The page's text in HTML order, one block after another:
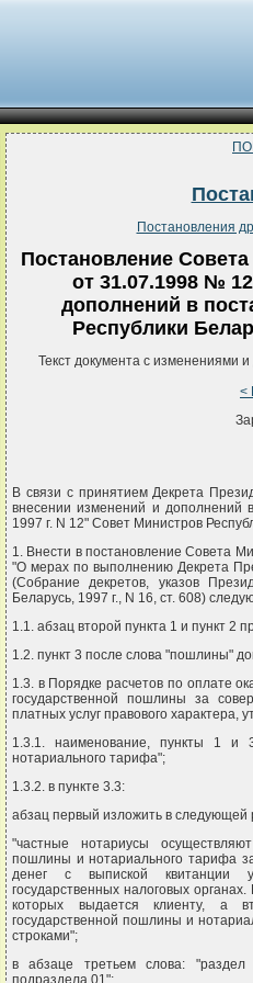
Постановления
Постановление
от 31.07.1998 №
дополнений в
Республики
Текст документа с изменениями
<
В связи с принятием Декрета
внесении изменений и дополнений
1997 г. N 12" Совет Министров
1. Внести в постановление Совета
"О мерах по выполнению Декрета
(Собрание декретов, указов
Беларусь, 1997 г., N 16, ст. 608)
1.1. абзац второй пункта 1 и пункт 2
1.2. пункт 3 после слова "пошлины"
1.3. в Порядке расчетов по оплате
государственной пошлины за
платных услуг правового характера,
1.3.1. наименование, пункты 1 и
нотариального тарифа";
1.3.2. в пункте 3.3:
абзац первый изложить в следующей
"частные нотариусы
пошлины и нотариального тарифа
денег с выпиской квитанции
государственных налоговых
которых выдается клиенту, а
государственной пошлины и
строками";
в абзаце третьем слова:
подраздела 01";